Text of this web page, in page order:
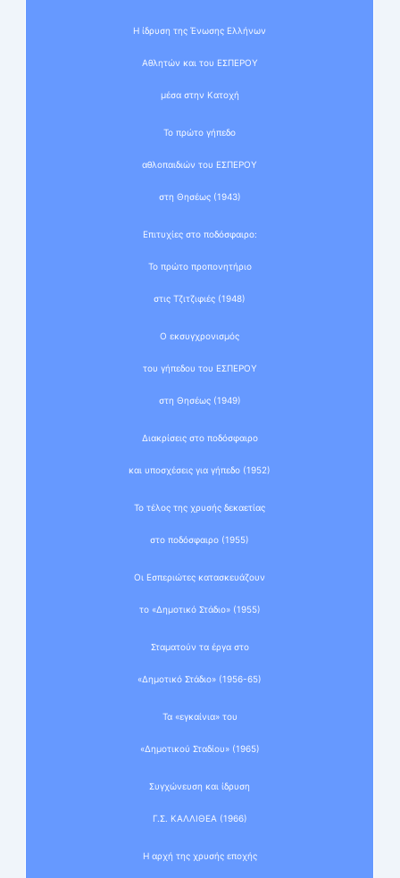
Η ίδρυση της Ένωσης Ελλήνων
Αθλητών και του ΕΣΠΕΡΟΥ
μέσα στην Κατοχή
Το πρώτο γήπεδο
αθλοπαιδιών του ΕΣΠΕΡΟΥ
στη Θησέως (1943)
Επιτυχίες στο ποδόσφαιρο:
Το πρώτο προπονητήριο
στις Τζιτζιφιές (1948)
Ο εκσυγχρονισμός
του γήπεδου του ΕΣΠΕΡΟΥ
στη Θησέως (1949)
Διακρίσεις στο ποδόσφαιρο
και υποσχέσεις για γήπεδο (1952)
Το τέλος της χρυσής δεκαετίας
στο ποδόσφαιρο (1955)
Οι Εσπεριώτες κατασκευάζουν
το «Δημοτικό Στάδιο» (1955)
Σταματούν τα έργα στο
«Δημοτικό Στάδιο» (1956-65)
Τα «εγκαίνια» του
«Δημοτικού Σταδίου» (1965)
Συγχώνευση και ίδρυση
Γ.Σ. ΚΑΛΛΙΘΕΑ (1966)
Η αρχή της χρυσής εποχής